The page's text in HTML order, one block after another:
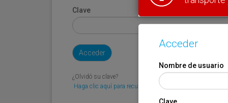
Clave
¿Olvidó su clave?
Haga clic aquí para recuperarla.
Acceder
Nombre de usuario